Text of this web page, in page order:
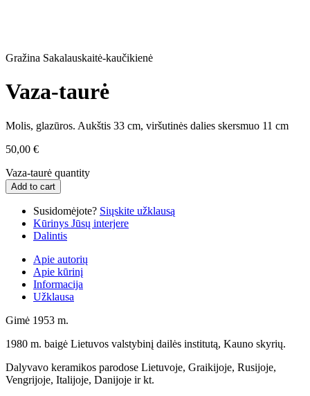
Gražina Sakalauskaitė-kaučikienė
Vaza-taurė
Molis, glazūros. Aukštis 33 cm, viršutinės dalies skersmuo 11 cm
50,00 €
Vaza-taurė quantity
Add to cart
Susidomėjote? Siųskite užklausą
Kūrinys Jūsų interjere
Dalintis
Apie autorių
Apie kūrinį
Informacija
Užklausa
Gimė 1953 m.
1980 m. baigė Lietuvos valstybinį dailės institutą, Kauno skyrių.
Dalyvavo keramikos parodose Lietuvoje, Graikijoje, Rusijoje,
Vengrijoje, Italijoje, Danijoje ir kt.